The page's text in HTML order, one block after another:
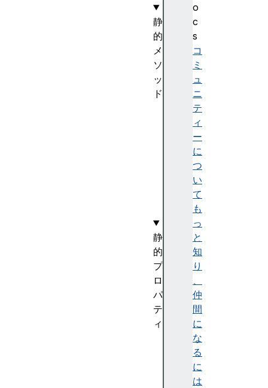
o
c
s
コ
ミ
ュ
ニ
テ
ィ
ー
に
つ
い
て
も
っ
と
知
り
、
仲
間
に
な
る
に
は
静
的
メ
ソ
ッ
ド
静
的
プ
ロ
パ
テ
ィ